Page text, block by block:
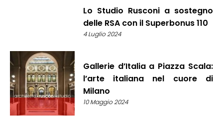
Lo Studio Rusconi a sostegno
delle RSA con il Superbonus 110
4 Luglio 2024
Gallerie d’Italia a Piazza Scala:
l’arte italiana nel cuore di
Milano
10 Maggio 2024